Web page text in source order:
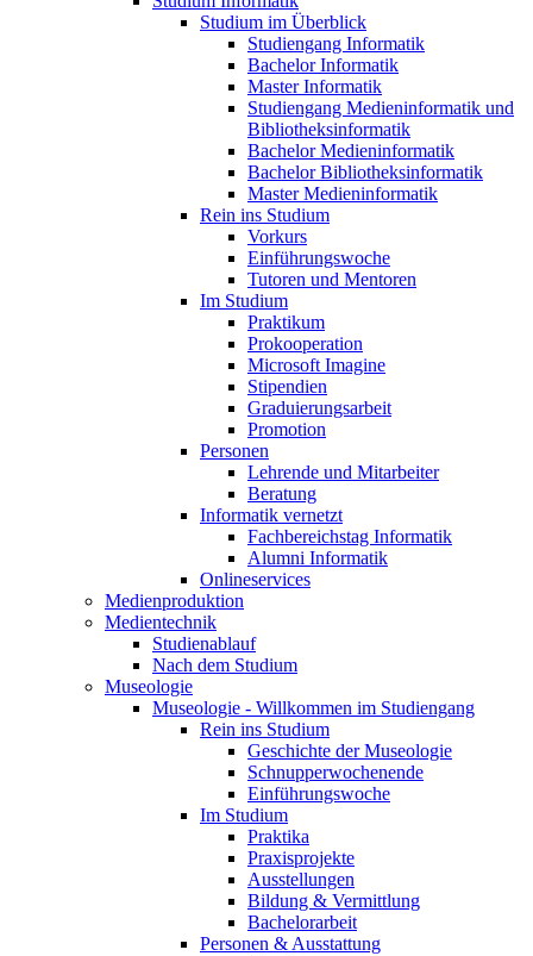
Studium im Überblick
Studiengang Informatik
Bachelor Informatik
Master Informatik
Studiengang Medieninformatik und
Bibliotheksinformatik
Bachelor Medieninformatik
Bachelor Bibliotheksinformatik
Master Medieninformatik
Rein ins Studium
Vorkurs
Einführungswoche
Tutoren und Mentoren
Im Studium
Praktikum
Prokooperation
Microsoft Imagine
Stipendien
Graduierungsarbeit
Promotion
Personen
Lehrende und Mitarbeiter
Beratung
Informatik vernetzt
Fachbereichstag Informatik
Alumni Informatik
Onlineservices
Medienproduktion
Medientechnik
Studienablauf
Nach dem Studium
Museologie
Museologie - Willkommen im Studiengang
Rein ins Studium
Geschichte der Museologie
Schnupperwochenende
Einführungswoche
Im Studium
Praktika
Praxisprojekte
Ausstellungen
Bildung & Vermittlung
Bachelorarbeit
Personen & Ausstattung